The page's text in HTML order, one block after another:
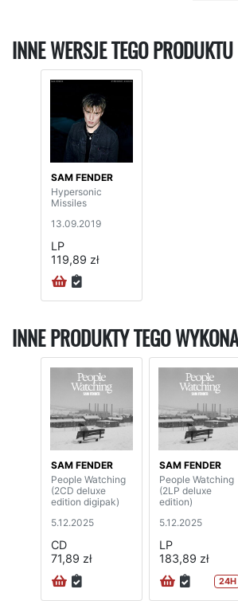
INNE WERSJE TEGO PRODUKTU
SAM FENDER
Hypersonic
Missiles
13.09.2019
LP
119,89 zł
INNE PRODUKTY TEGO
SAM FENDER
People Watching
(2CD deluxe
edition digipak)
5.12.2025
CD
71,89 zł
SAM FENDER
People Watching
(2LP deluxe
edition)
5.12.2025
LP
183,89 zł
24H